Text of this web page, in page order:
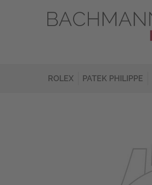
ROLEX PATEK PHILIPPE